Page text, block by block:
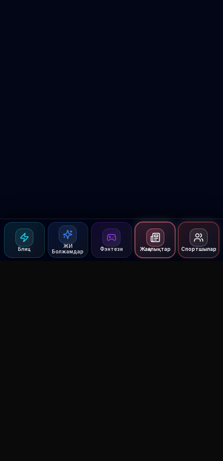
Блиц
ЖИ
Болжамдар
Фэнтези Жаңалықтар Спортшылар